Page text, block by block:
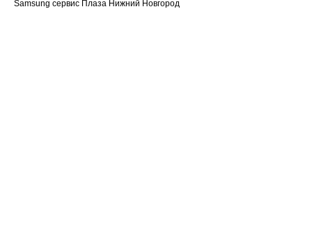
Samsung сервис Плаза Нижний Новгород